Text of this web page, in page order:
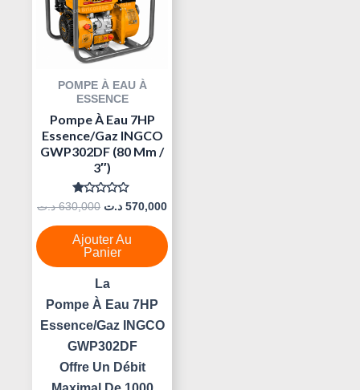
POMPE À EAU À
ESSENCE
Pompe À Eau 7HP
Essence/Gaz INGCO
GWP302DF (80 Mm /
3″)
Note
0
Sur
5
630,000 د.ت 570,000 د.ت
Ajouter Au
Panier
La
Pompe À Eau 7HP
Essence/Gaz INGCO
GWP302DF
Offre Un Débit